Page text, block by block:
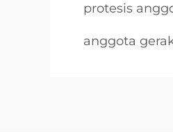
protesis
anggota